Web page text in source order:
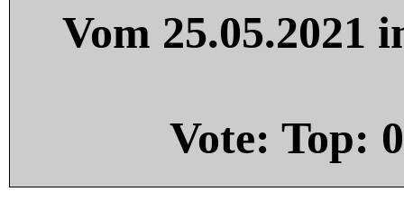
Vom 25.05.2021
Vote: Top: 0